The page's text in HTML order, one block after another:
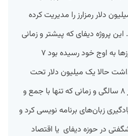
است که نزدیک ۷ میلیون دلار رمزارز را مدیریت کرده
سال دارد. این پروژه دیفای که پیشتر و زمانی
که سرمایه‌گذاری‌ روی رمزارز‌ها به اوج خود رسیده بود ۷
داشت حالا یک میلیون دلار تحت
مدیریت خود دارد. نایک از ۸ سالگی و زمانی که تنها با جمع و
زبان‌های برنامه نویسی کرد و
یک شگفتی در حوزه دیفای یا اقتصاد